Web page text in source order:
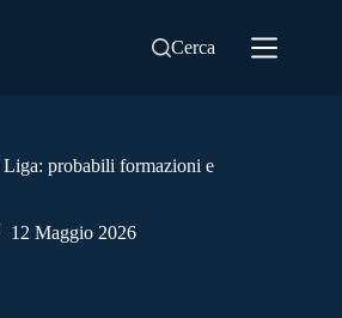
Cerca
probabili formazioni e
12 Maggio 2026